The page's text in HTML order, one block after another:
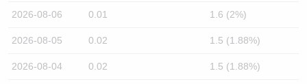
2026-08-06 0.01 1.6 (2%)
2026-08-05 0.02 1.5 (1.88%)
2026-08-04 0.02 1.5 (1.88%)